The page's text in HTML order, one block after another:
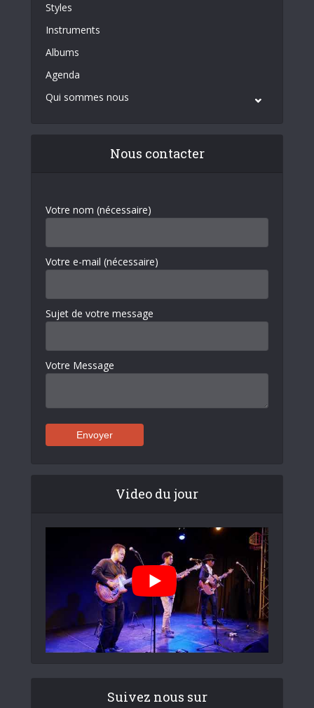
Styles
Instruments
Albums
Agenda
Qui sommes nous
Nous contacter
Votre nom (nécessaire)
Votre e-mail (nécessaire)
Sujet de votre message
Votre Message
Video du jour
Suivez nous sur